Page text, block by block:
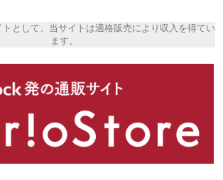
として、当サイトは適格販売により収入を得てい
ます。